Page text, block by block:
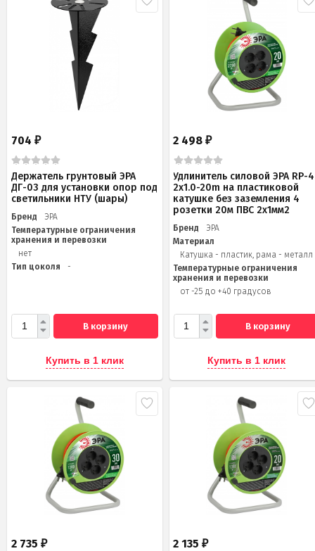
704 ₽
Держатель грунтовый ЭРА
ДГ-03 для установки опор под
светильники НТУ (шары)
Бренд
ЭРА
Температурные ограничения
хранения и перевозки
нет
Тип цоколя
-
В корзину
Купить в 1 клик
2 498₽
Удлинитель силовой ЭРА RP-
2x1.0-20m на пластиковой
катушке без заземления 4
розетки 20м ПВС 2х1мм2
Бренд
ЭРА
Материал
Катушка - пластик, рама - металл
Температурные ограничения
хранения и перевозки
от -25 до +40 градусов
В корзину
Купить в 1 клик
2 735 ₽ 2 135₽